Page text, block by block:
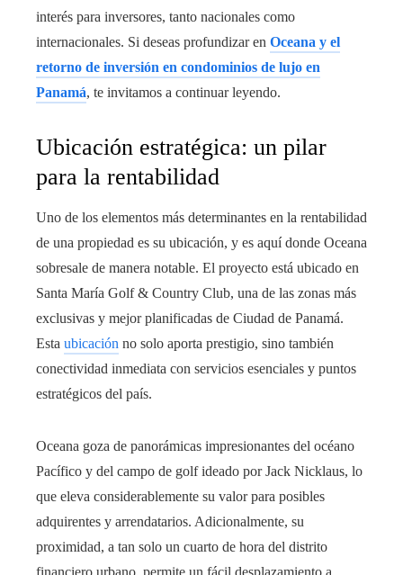
interés para inversores, tanto nacionales como
internacionales. Si deseas profundizar en Oceana y el
retorno de inversión en condominios de lujo en
Panamá, te invitamos a continuar leyendo.
Ubicación estratégica: un pilar
para la rentabilidad
Uno de los elementos más determinantes en la rentabilidad
de una propiedad es su ubicación, y es aquí donde Oceana
sobresale de manera notable. El proyecto está ubicado en
Santa María Golf & Country Club, una de las zonas más
exclusivas y mejor planificadas de Ciudad de Panamá.
Esta ubicación no solo aporta prestigio, sino también
conectividad inmediata con servicios esenciales y puntos
estratégicos del país.
Oceana goza de panorámicas impresionantes del océano
Pacífico y del campo de golf ideado por Jack Nicklaus, lo
que eleva considerablemente su valor para posibles
adquirentes y arrendatarios. Adicionalmente, su
proximidad, a tan solo un cuarto de hora del distrito
financiero urbano, permite un fácil desplazamiento a